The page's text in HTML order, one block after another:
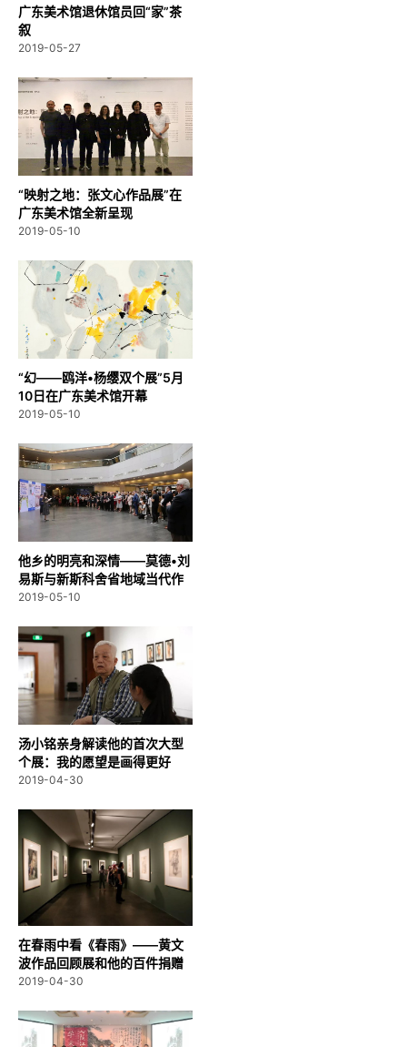
广东美术馆退休馆员回“家”茶
叙
2019-05-27
“映射之地：张文心作品展”在
广东美术馆全新呈现
2019-05-10
“幻——鸥洋•杨缨双个展”5月
10日在广东美术馆开幕
2019-05-10
他乡的明亮和深情——莫德•刘
易斯与新斯科舍省地域当代作
品...
2019-05-10
汤小铭亲身解读他的首次大型
个展：我的愿望是画得更好
2019-04-30
在春雨中看《春雨》——黄文
波作品回顾展和他的百件捐赠
2019-04-30